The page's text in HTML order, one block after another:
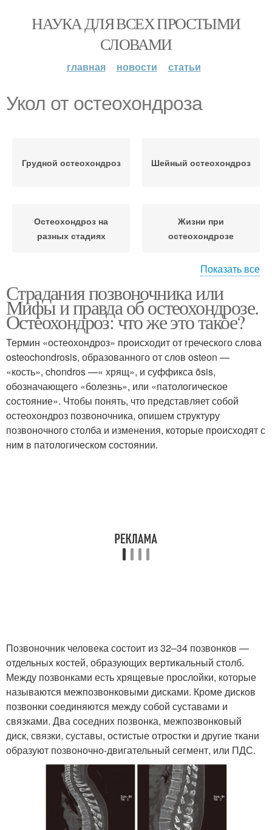
НАУКА ДЛЯ ВСЕХ ПРОСТЫМИ
СЛОВАМИ
главная новости статьи
Укол от остеохондроза
Грудной остеохондроз Шейный остеохондроз
Остеохондроз на
разных стадиях
Жизни при
остеохондрозе
остеохондрозе
Показать все
Страдания позвоночника или
Мифы и правда об остеохондрозе.
Остеохондроз: что же это такое?
Термин «остеохондроз» происходит от греческого слова
osteochondrosis, образованного от слов osteon —
«кость», chondros —« хрящ», и суффикса ōsis,
обозначающего «болезнь», или «патологическое
состояние». Чтобы понять, что представляет собой
остеохондроз позвоночника, опишем структуру
позвоночного столба и изменения, которые происходят с
ним в патологическом состоянии.
Позвоночник человека состоит из 32–34 позвонков —
отдельных костей, образующих вертикальный столб.
Между позвонками есть хрящевые прослойки, которые
называются межпозвонковыми дисками. Кроме дисков
позвонки соединяются между собой суставами и
связками. Два соседних позвонка, межпозвонковый
диск, связки, суставы, остистые отростки и другие ткани
образуют позвоночно-двигательный сегмент, или ПДС.